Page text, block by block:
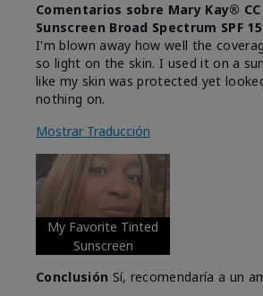
Comentarios sobre Mary Kay® CC
Sunscreen Broad Spectrum SPF
I'm blown away how well the
so light on the skin. I used it on a
like my skin was protected yet
nothing on.
Mostrar Traducción
My Favorite Tinted
Sunscreen
Conclusión Sí, recomendaría a un